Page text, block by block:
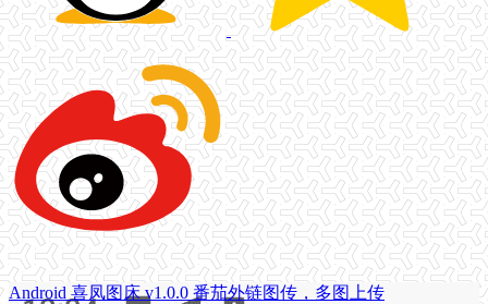
Android 喜凤图床 v1.0.0 番茄外链图传，多图上传